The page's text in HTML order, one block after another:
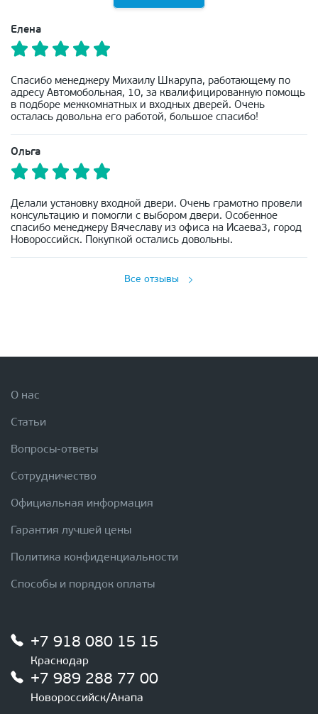
Елена
Спасибо менеджеру Михаилу Шкарупа, работающему по
адресу Автомобольная, 10, за квалифицированную помощь
в подборе межкомнатных и входных дверей. Очень
осталась довольна его работой, большое спасибо!
Ольга
Делали установку входной двери. Очень грамотно провели
консультацию и помогли с выбором двери. Особенное
спасибо менеджеру Вячеславу из офиса на Исаева3, город
Новороссийск. Покупкой остались довольны.
Все отзывы
О нас
Статьи
Вопросы-ответы
Сотрудничество
Официальная информация
Гарантия лучшей цены
Политика конфиденциальности
Способы и порядок оплаты
+7 918 080 15 15
Краснодар
+7 989 288 77 00
Новороссийск/Анапа